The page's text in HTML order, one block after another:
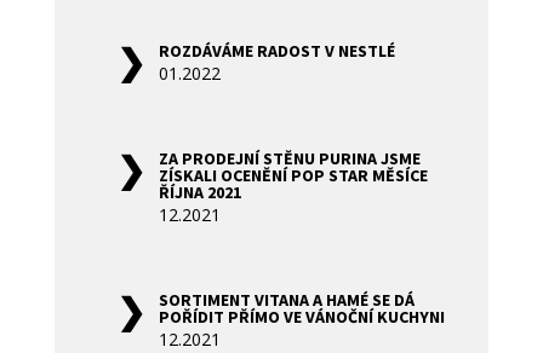
ROZDÁVÁME RADOST V NESTLÉ
01.2022
ZA PRODEJNÍ STĚNU PURINA JSME
ZÍSKALI OCENĚNÍ POP STAR MĚSÍCE
ŘÍJNA 2021
12.2021
SORTIMENT VITANA A HAMÉ SE DÁ
POŘÍDIT PŘÍMO VE VÁNOČNÍ KUCHYNI
12.2021